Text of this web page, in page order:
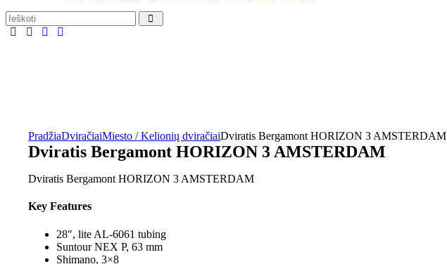
PradžiaDviračiaiMiesto / Kelionių dviračiaiDviratis Bergamont HORIZON 3 AMSTERDAM
Dviratis Bergamont HORIZON 3 AMSTERDAM
Dviratis Bergamont HORIZON 3 AMSTERDAM
Key Features
28″, lite AL-6061 tubing
Suntour NEX P, 63 mm
Shimano, 3×8